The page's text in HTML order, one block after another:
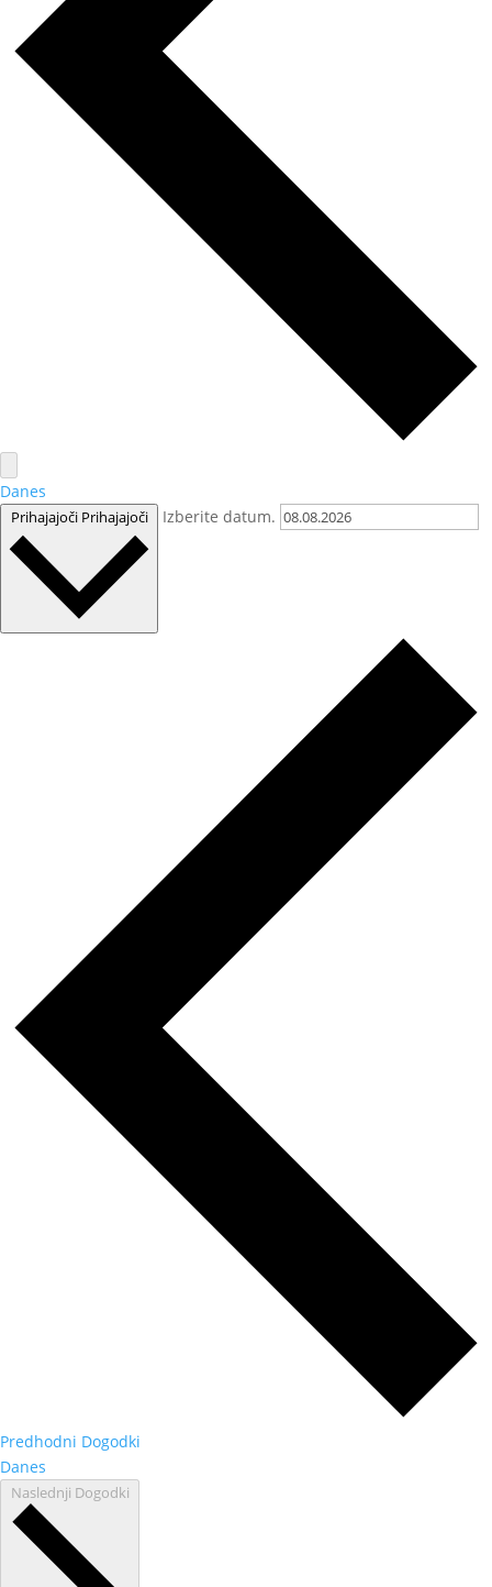
Danes
Prihajajoči Prihajajoči Izberite datum.
Predhodni Dogodki
Danes
Naslednji Dogodki